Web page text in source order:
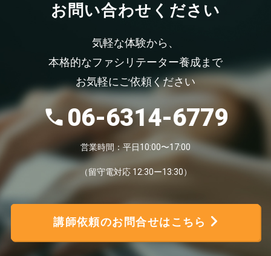
お問い合わせください
気軽な体験から、
本格的なファシリテーター養成まで
お気軽にご依頼ください
06-6314-6779
営業時間：平日10:00〜17:00
（留守電対応 12:30ー13:30）
講師依頼のお問合せはこちら